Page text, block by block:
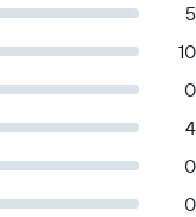
5
10
0
4
0
0